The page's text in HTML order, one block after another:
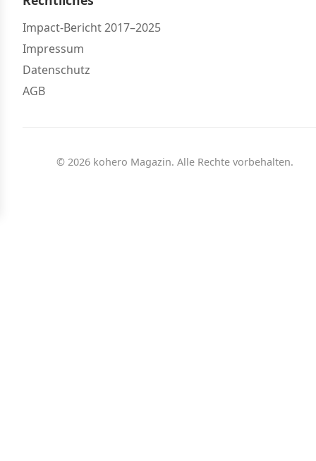
Impact-Bericht 2017–2025
Impressum
Datenschutz
AGB
© 2026 kohero Magazin. Alle Rechte vorbehalten.